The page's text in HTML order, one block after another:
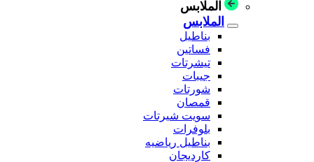
الملابس
الملابس
بناطيل
فساتين
تيشرتات
جيبات
شورتات
قمصان
سويت شيرتات
بلوفرات
بناطيل رياضيه
كارديجان